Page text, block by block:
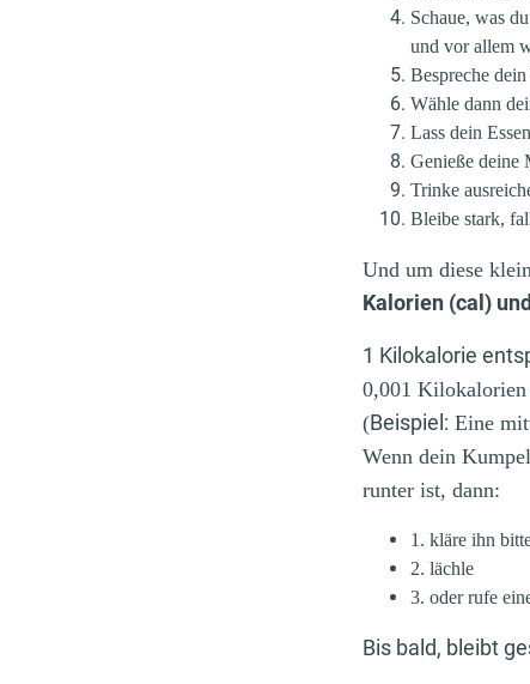
Schaue, was
und vor allem
Bespreche
Wähle dann
Lass dein
Genieße deine
Trinke
Bleibe stark,
Und um diese
Kalorien (cal)
1 Kilokalorie
0,001
(Beispiel: Eine
Wenn dein
runter ist, dann:
1. kläre ihn
2. lächle
3. oder rufe
Bis bald, bleibt